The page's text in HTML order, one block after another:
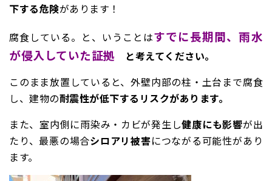
下する危険があります！
腐食している。と、いうことはすでに長期間、雨水
が侵入していた証拠 と考えてください。
このまま放置していると、外壁内部の柱・土台まで腐食
し、建物の耐震性が低下するリスクがあります。
また、室内側に雨染み・カビが発生し健康にも影響が出
たり、最悪の場合シロアリ被害につながる可能性があり
ます。